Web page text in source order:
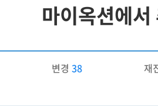
마이옥션에
변경38 재